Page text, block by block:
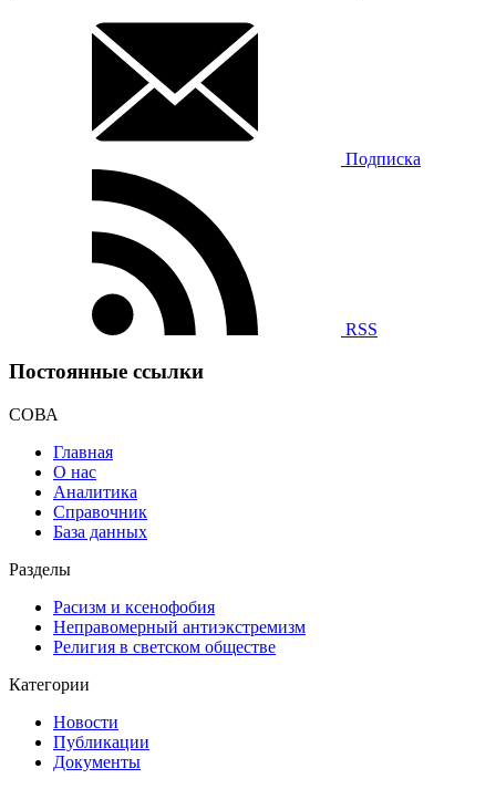
Подписка
RSS
Постоянные ссылки
СОВА
Главная
О нас
Аналитика
Справочник
База данных
Разделы
Расизм и ксенофобия
Неправомерный антиэкстремизм
Религия в светском обществе
Категории
Новости
Публикации
Документы